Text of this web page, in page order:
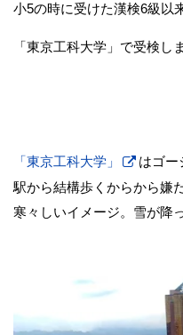
小5の時に受けた漢検6級以
「東京工科大学」で受検し
「東京工科大学」
はゴー
駅から結構歩くからから嫌
寒々しいイメージ。雪が降